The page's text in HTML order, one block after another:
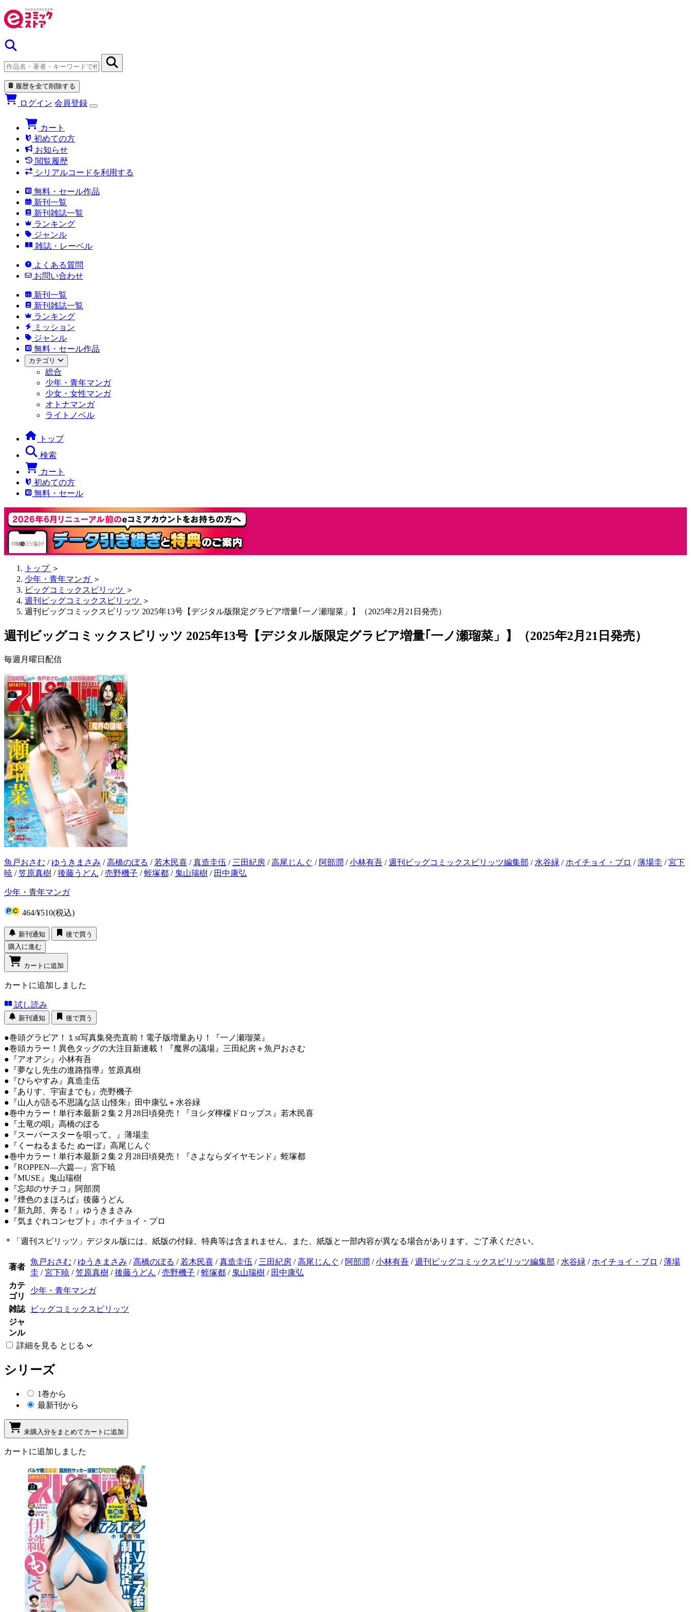
履歴を全て削除する
ログイン 会員登録
カート
初めての方
お知らせ
閲覧履歴
シリアルコードを利用する
無料・セール作品
新刊一覧
新刊雑誌一覧
ランキング
ジャンル
雑誌・レーベル
よくある質問
お問い合わせ
新刊一覧
新刊雑誌一覧
ランキング
ミッション
ジャンル
無料・セール作品
カテゴリ
総合
少年・青年マンガ
少女・女性マンガ
オトナマンガ
ライトノベル
トップ
検索
カート
初めての方
無料・セール
トップ ＞
少年・青年マンガ ＞
ビッグコミックスピリッツ ＞
週刊ビッグコミックスピリッツ ＞
週刊ビッグコミックスピリッツ 2025年13号【デジタル版限定グラビア増量｢一ノ瀬瑠菜」】（2025年2月21日発売）
週刊ビッグコミックスピリッツ 2025年13号【デジタル版限定グラビア増量｢一ノ瀬瑠菜」】（2025年2月21日発売）
毎週月曜日配信
魚戸おさむ / ゆうきまさみ /高橋のぼる / 若木民喜 /真造圭伍 / 三田紀房 /高尾じんぐ / 阿部潤 /小林有吾 /週刊ビッグコミックスピリッツ編集部 / 水谷緑 / ホイチョイ・プロ /薄場圭 /宮下
暁 /笠原真樹 /後藤うどん /売野機子 /蛭塚都 / 鬼山瑞樹 / 田中康弘
少年・青年マンガ
464/¥510(税込)
新刊通知
後で買う
購入に進む
カートに追加
カートに追加しました
試し読み
新刊通知 後で買う
●巻頭グラビア！１st写真集発売直前！電子版増量あり！『一ノ瀬瑠菜』
●巻頭カラー！異色タッグの大注目新連載！『魔界の議場』三田紀房＋魚戸おさむ
●『アオアシ』小林有吾
●『夢なし先生の進路指導』笠原真樹
●『ひらやすみ』真造圭伍
●『ありす、宇宙までも』売野機子
●『山人が語る不思議な話 山怪朱』田中康弘＋水谷緑
●巻中カラー！単行本最新２集２月28日頃発売！『ヨシダ檸檬ドロップス』若木民喜
●『土竜の唄』高橋のぼる
●『スーパースターを唄って。』薄場圭
●『くーねるまるた ぬーぼ』高尾じんぐ
●巻中カラー！単行本最新２集２月28日頃発売！『さよならダイヤモンド』蛭塚都
●『ROPPEN―六篇―』宮下暁
●『MUSE』鬼山瑞樹
●『忘却のサチコ』阿部潤
●『煙色のまほろば』後藤うどん
●『新九郎、奔る！』ゆうきまさみ
●『気まぐれコンセプト』ホイチョイ・プロ
＊「週刊スピリッツ」デジタル版には、紙版の付録、特典等は含まれません。また、紙版と一部内容が異なる場合があります。ご了承ください。
著者
魚戸おさむ / ゆうきまさみ /高橋のぼる / 若木民喜 /真造圭伍 / 三田紀房 /高尾じんぐ / 阿部潤 /小林有吾 /週刊ビッグコミックスピリッツ編集部 / 水谷緑 / ホイチョイ・プロ /薄場
圭 /宮下暁 /笠原真樹 /後藤うどん /売野機子 /蛭塚都 / 鬼山瑞樹 / 田中康弘
カテ
ゴリ
少年・青年マンガ
雑誌
ビッグコミックスピリッツ
ジャ
ンル
詳細を見る とじる
シリーズ
1巻から
最新刊から
未購入分をまとめてカートに追加
カートに追加しました